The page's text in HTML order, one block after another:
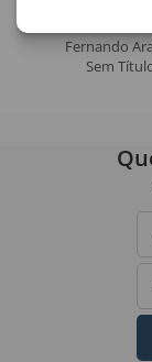
Fernando
Sem